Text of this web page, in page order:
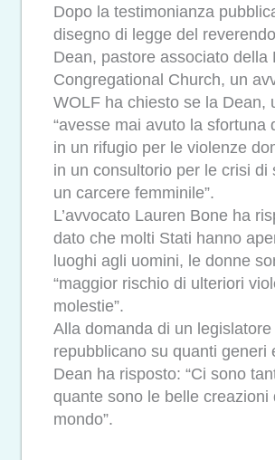
Dopo la testimonianza
disegno di legge del
Dean, pastore associato della
Congregational Church, un
WOLF ha chiesto se la Dean,
“avesse mai avuto la sfortuna
in un rifugio per le violenze
in un consultorio per le crisi di
un carcere femminile”.
L’avvocato Lauren Bone ha
dato che molti Stati hanno
luoghi agli uomini, le donne
“maggior rischio di ulteriori
molestie”.
Alla domanda di un legislatore
repubblicano su quanti generi
Dean ha risposto: “Ci sono
quante sono le belle creazioni
mondo”.